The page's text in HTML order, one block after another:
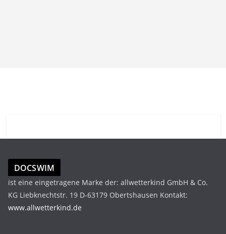
DOCSWIM
ist eine eingetragene Marke der: allwetterkind GmbH & Co.
KG Liebknechtstr. 19 D-63179 Obertshausen Kontakt:
www.allwetterkind.de